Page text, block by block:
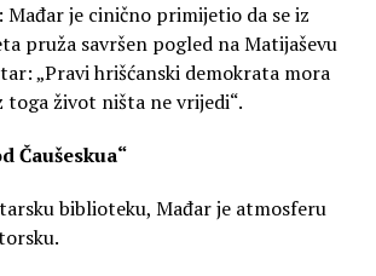
Mađar je cinično primijetio da se iz
pruža savršen pogled na Matijaševu
„Pravi hrišćanski demokrata mora
toga život ništa ne vrijedi“.
Čaušeskua“
biblioteku, Mađar je atmosferu